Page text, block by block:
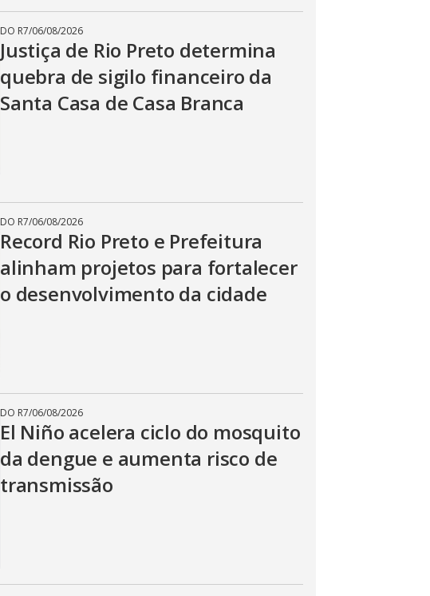
DO R7/06/08/2026
Justiça de Rio Preto determina
quebra de sigilo financeiro da
Santa Casa de Casa Branca
DO R7/06/08/2026
Record Rio Preto e Prefeitura
alinham projetos para fortalecer
o desenvolvimento da cidade
DO R7/06/08/2026
El Niño acelera ciclo do mosquito
da dengue e aumenta risco de
transmissão